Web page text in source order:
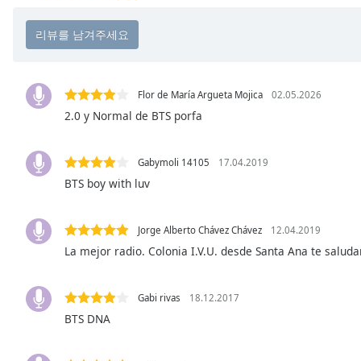
Chapters
descriptions
off
Subtitles
opens
subtitles
dialog
subtitles
Flor de María Argueta Mojica 02.05.2026
2.0 y Normal de BTS porfa
Gabymoli 14105 17.04.2019
BTS boy with luv
Jorge Alberto Chávez Chávez 12.04.2019
La mejor radio. Colonia I.V.U. desde Santa Ana te
Gabi rivas 18.12.2017
BTS DNA